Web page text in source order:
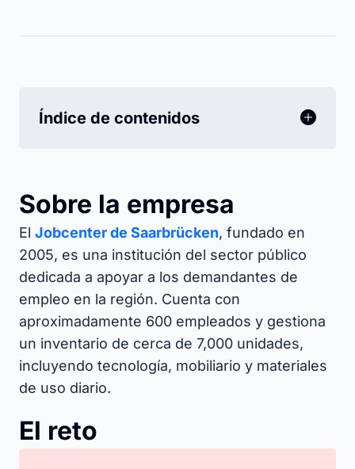
Índice de contenidos
Sobre la empresa
El Jobcenter de Saarbrücken, fundado en
2005, es una institución del sector público
dedicada a apoyar a los demandantes de
empleo en la región. Cuenta con
aproximadamente 600 empleados y gestiona
un inventario de cerca de 7,000 unidades,
incluyendo tecnología, mobiliario y materiales
de uso diario.​
El reto